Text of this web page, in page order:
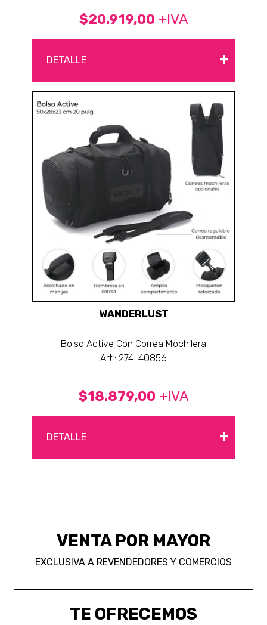
$20.919,00 +IVA
DETALLE +
WANDERLUST
Bolso Active Con Correa Mochilera
Art.: 274-40856
$18.879,00 +IVA
DETALLE +
VENTA POR MAYOR
EXCLUSIVA A REVENDEDORES Y COMERCIOS
TE OFRECEMOS